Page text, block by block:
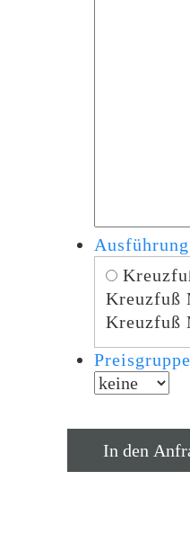
Ausführung
Kreuzfuß
Kreuzfuß
Preisgruppe
In den